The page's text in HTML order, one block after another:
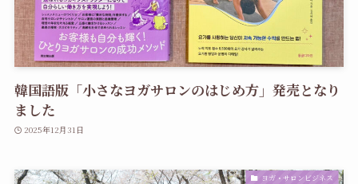
韓国語版「小さなヨガサロンのはじめ方」発売となり
ました
2025年12月31日
ヨガ・サロンビジネス